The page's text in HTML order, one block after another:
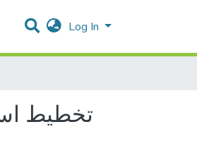
Log In
تخطيط